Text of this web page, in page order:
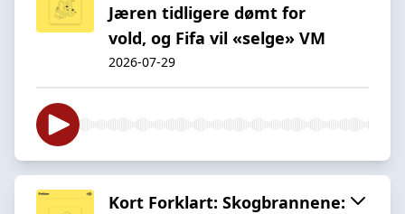
Jæren tidligere dømt for
vold, og Fifa vil «selge» VM
2026-07-29
Kort Forklart: Skogbrannene: